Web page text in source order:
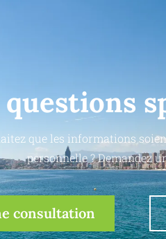
questions
que les informations
personnelle ? Demandez
consultation